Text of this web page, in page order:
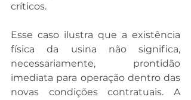
críticos.
Esse caso ilustra que a existência
física da usina não significa,
necessariamente, prontidão
imediata para operação dentro das
novas condições contratuais. A